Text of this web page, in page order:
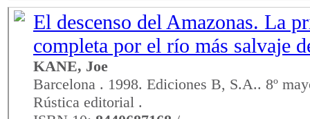
El descenso del Amazonas. La
completa por el río más salvaje
KANE, Joe
Barcelona . 1998. Ediciones B, S.A.. 8º
Rústica editorial .